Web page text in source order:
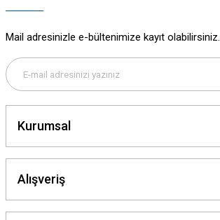
Bu ürüne benzer farklı alternatifler olmalı.
Mail adresinizle e-bültenimize kayıt olabilirsiniz.
Kurumsal
Alışveriş